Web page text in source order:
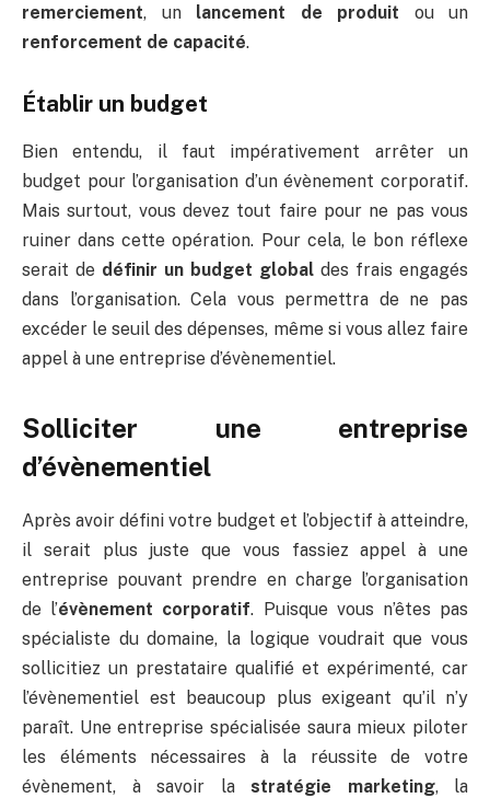
remerciement, un lancement de produit ou un
renforcement de capacité.
Établir un budget
Bien entendu, il faut impérativement arrêter un
budget pour l’organisation d’un évènement corporatif.
Mais surtout, vous devez tout faire pour ne pas vous
ruiner dans cette opération. Pour cela, le bon réflexe
serait de définir un budget global des frais engagés
dans l’organisation. Cela vous permettra de ne pas
excéder le seuil des dépenses, même si vous allez faire
appel à une entreprise d’évènementiel.
Solliciter une entreprise
d’évènementiel
Après avoir défini votre budget et l’objectif à atteindre,
il serait plus juste que vous fassiez appel à une
entreprise pouvant prendre en charge l’organisation
de l’évènement corporatif. Puisque vous n’êtes pas
spécialiste du domaine, la logique voudrait que vous
sollicitiez un prestataire qualifié et expérimenté, car
l’évènementiel est beaucoup plus exigeant qu’il n’y
paraît. Une entreprise spécialisée saura mieux piloter
les éléments nécessaires à la réussite de votre
évènement, à savoir la stratégie marketing, la